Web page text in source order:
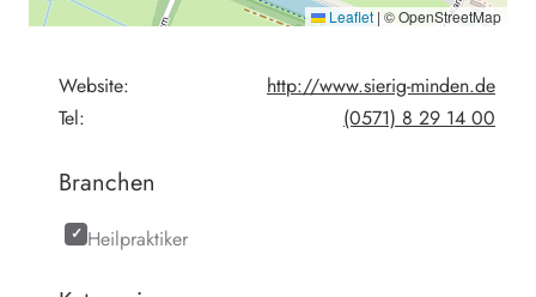
Leaflet | © OpenStreetMap
Website:
http://www.sierig-minden.de
Tel:
(0571) 8 29 14 00
Branchen
Heilpraktiker